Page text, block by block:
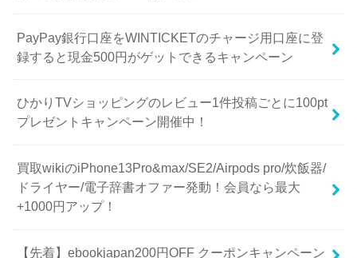
PayPay銀行口座をWINTICKETのチャージ用口座に登
録すると現金500円がゲットできるキャンペーン
ひかりTVショッピングのレビュー1件投稿ごとに100pt
プレゼントキャンペーン開催中！
買取wikiのiPhone13Pro&max/SE2/Airpods pro/炊飯器/
ドライヤー/電子辞書オファー発動！会員なら最大
+1000円アップ！
【先着】ebookjapan200円OFF クーポンキャンペーン